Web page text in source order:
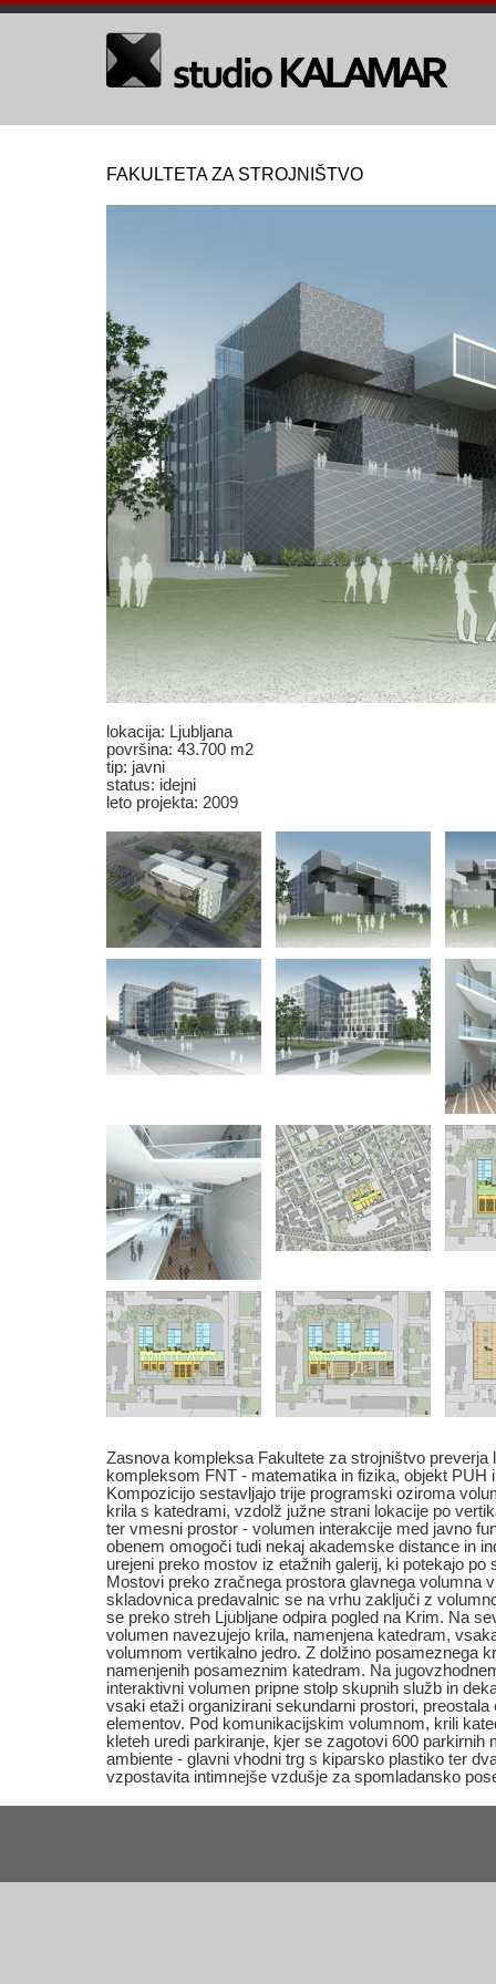
FAKULTETA ZA STROJNIŠTVO
lokacija: Ljubljana
površina: 43.700 m2
tip: javni
status: idejni
leto projekta: 2009
Zasnova kompleksa Fakultete za strojništvo preverja
kompleksom FNT - matematika in fizika, objekt PUH
Kompozicijo sestavljajo trije programski oziroma
krila s katedrami, vzdolž južne strani lokacije po
ter vmesni prostor - volumen interakcije med javno
obenem omogoči tudi nekaj akademske distance in
urejeni preko mostov iz etažnih galerij, ki potekajo
Mostovi preko zračnega prostora glavnega volumna
skladovnica predavalnic se na vrhu zaključi z
se preko streh Ljubljane odpira pogled na Krim. Na
volumen navezujejo krila, namenjena katedram,
volumnom vertikalno jedro. Z dolžino posameznega
namenjenih posameznim katedram. Na
interaktivni volumen pripne stolp skupnih služb in
vsaki etaži organizirani sekundarni prostori,
elementov. Pod komunikacijskim volumnom, krili
kleteh uredi parkiranje, kjer se zagotovi 600 parkirnih
ambiente - glavni vhodni trg s kiparsko plastiko ter
vzpostavita intimnejše vzdušje za spomladansko